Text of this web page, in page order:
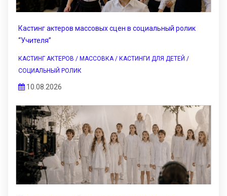
Кастинг актеров массовых сцен в социальный ролик
“Учителя”
КАСТИНГ АКТЕРОВ / МАССОВКА / КАСТИНГИ ДЛЯ ДЕТЕЙ /
СОЦИАЛЬНЫЙ РОЛИК
10.08.2026